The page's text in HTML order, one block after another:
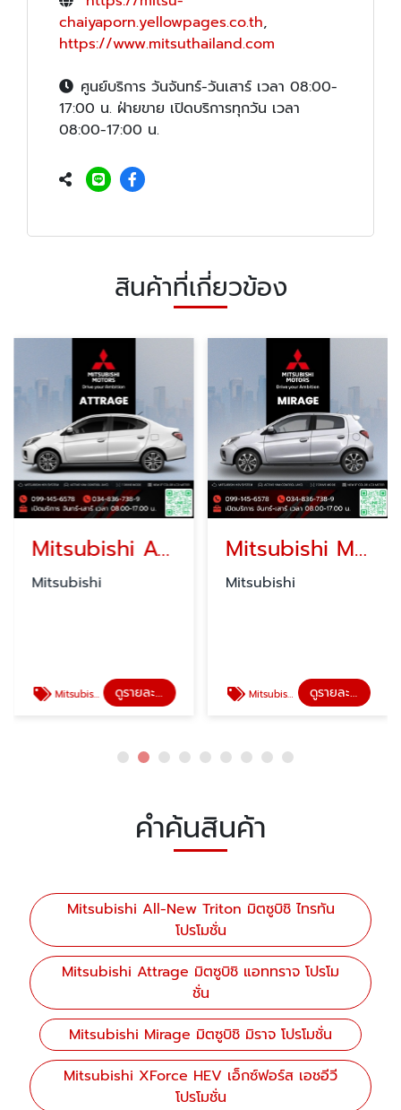
chaiyaporn.yellowpages.co.th,
https://www.mitsuthailand.com
ศูนย์บริการ วันจันทร์-วันเสาร์ เวลา 08:00-
17:00 น. ฝ่ายขาย เปิดบริการทุกวัน เวลา
08:00-17:00 น.
สินค้าที่เกี่ยวข้อง
Mitsubishi Attrage มิตซูบิชิ แอททราจ โปรโมชั่น
Mitsubishi
Mitsubishi Attrage มิตซูบิชิ แอททราจ โปรโมชั่น ดูรายละเอียด
Mitsubishi Mirage มิตซูบิชิ มิราจ โปรโมชั่น
Mitsubishi
Mitsubishi Mirage มิตซูบิชิ มิราจ โปรโมชั่น ดูรายละเอียด
คำค้นสินค้า
Mitsubishi All-New Triton มิตซูบิชิ ไทรทัน
โปรโมชั่น
Mitsubishi Attrage มิตซูบิชิ แอททราจ โปรโม
ชั่น
Mitsubishi Mirage มิตซูบิชิ มิราจ โปรโมชั่น
Mitsubishi XForce HEV เอ็กซ์ฟอร์ส เอชอีวี
โปรโมชั่น